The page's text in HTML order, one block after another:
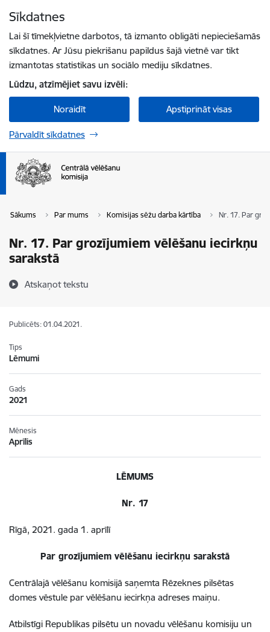
Sīkdatnes
Lai šī tīmekļvietne darbotos, tā izmanto obligāti nepieciešamās
sīkdatnes. Ar Jūsu piekrišanu papildus šajā vietnē var tikt
izmantotas statistikas un sociālo mediju sīkdatnes.
Lūdzu, atzīmējiet savu izvēli:
Noraidīt Apstiprināt visas
Pārvaldīt sīkdatnes
Sākums Par mums Komisijas sēžu darba kārtība Nr. 17. Par
Nr. 17. Par grozījumiem vēlēšanu iecirkņu
sarakstā
Atskaņot tekstu
Publicēts: 01.04.2021.
Tips
Lēmumi
Gads
2021
Mēnesis
Aprīlis
LĒMUMS
Nr. 17
Rīgā, 2021. gada 1. aprīlī
Par grozījumiem vēlēšanu iecirkņu sarakstā
Centrālajā vēlēšanu komisijā saņemta Rēzeknes pilsētas
domes vēstule par vēlēšanu iecirkņa adreses maiņu.
Atbilstīgi Republikas pilsētu un novadu vēlēšanu komisiju un